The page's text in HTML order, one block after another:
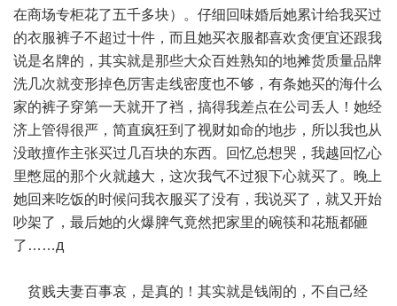
在商场专柜花了五千多块）。仔细回味婚后她累计给我买过
的衣服裤子不超过十件，而且她买衣服都喜欢贪便宜还跟我
说是名牌的，其实就是那些大众百姓熟知的地摊货质量品牌
洗几次就变形掉色厉害走线密度也不够，有条她买的海什么
家的裤子穿第一天就开了裆，搞得我差点在公司丢人！她经
济上管得很严，简直疯狂到了视财如命的地步，所以我也从
没敢擅作主张买过几百块的东西。回忆总想哭，我越回忆心
里憋屈的那个火就越大，这次我气不过狠下心就买了。晚上
她回来吃饭的时候问我衣服买了没有，我说买了，就又开始
吵架了，最后她的火爆脾气竟然把家里的碗筷和花瓶都砸
了……д
贫贱夫妻百事哀，是真的！其实就是钱闹的，不自己经